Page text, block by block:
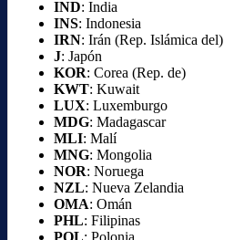
IND: India
INS: Indonesia
IRN: Irán (Rep. Islámica del)
J: Japón
KOR: Corea (Rep. de)
KWT: Kuwait
LUX: Luxemburgo
MDG: Madagascar
MLI: Malí
MNG: Mongolia
NOR: Noruega
NZL: Nueva Zelandia
OMA: Omán
PHL: Filipinas